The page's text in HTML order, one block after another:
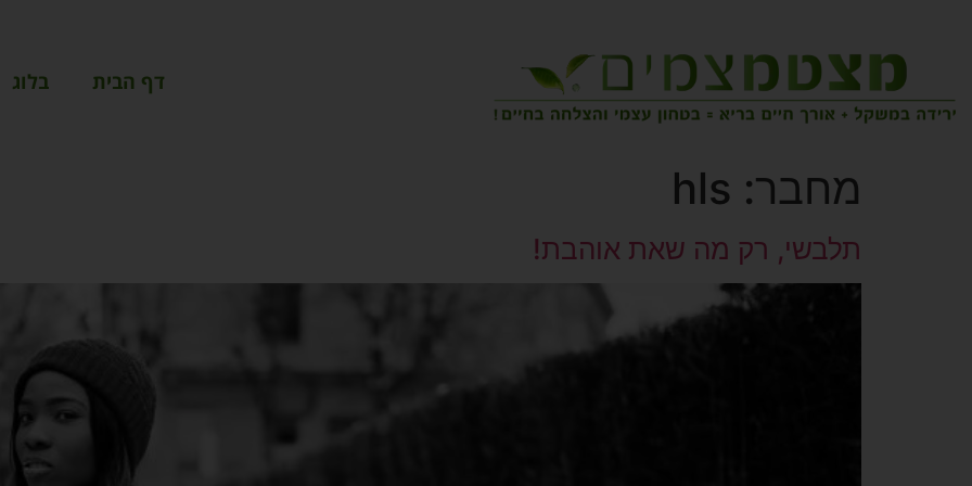
דף הבית בלוג
מחבר: hls
תלבשי, רק מה שאת אוהבת!